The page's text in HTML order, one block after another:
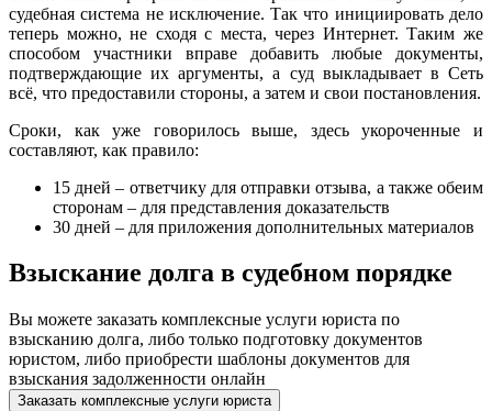
судебная система не исключение. Так что инициировать дело
теперь можно, не сходя с места, через Интернет. Таким же
способом участники вправе добавить любые документы,
подтверждающие их аргументы, а суд выкладывает в Сеть
всё, что предоставили стороны, а затем и свои постановления.
Сроки, как уже говорилось выше, здесь укороченные и
составляют, как правило:
15 дней – ответчику для отправки отзыва, а также обеим
сторонам – для представления доказательств
30 дней – для приложения дополнительных материалов
Взыскание долга в судебном порядке
Вы можете заказать комплексные услуги юриста по
взысканию долга, либо только подготовку документов
юристом, либо приобрести шаблоны документов для
взыскания задолженности онлайн
Заказать комплексные услуги юриста